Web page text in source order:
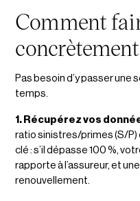
Comment
concrètement
Pas besoin d’y passer une
temps.
1. Récupérez vos
ratio sinistres/primes (S/P)
clé : s’il dépasse 100 %,
rapporte à l’assureur, et
renouvellement.